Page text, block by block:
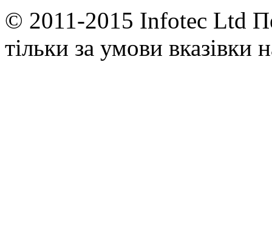
© 2011-2015 Infotec Ltd
тільки за умови вказівки